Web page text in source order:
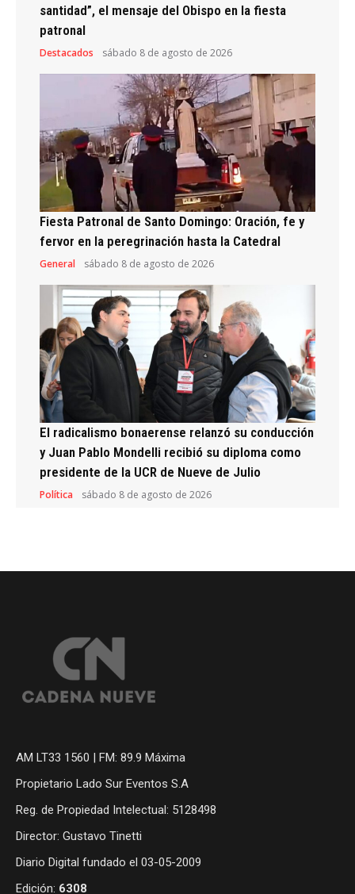
santidad”, el mensaje del Obispo en la fiesta
patronal
Destacados sábado 8 de agosto de 2026
Fiesta Patronal de Santo Domingo: Oración, fe y
fervor en la peregrinación hasta la Catedral
General sábado 8 de agosto de 2026
El radicalismo bonaerense relanzó su conducción
y Juan Pablo Mondelli recibió su diploma como
presidente de la UCR de Nueve de Julio
Política sábado 8 de agosto de 2026
AM LT33 1560 | FM: 89.9 Máxima
Propietario Lado Sur Eventos S.A
Reg. de Propiedad Intelectual: 5128498
Director: Gustavo Tinetti
Diario Digital fundado el 03-05-2009
Edición: 6308